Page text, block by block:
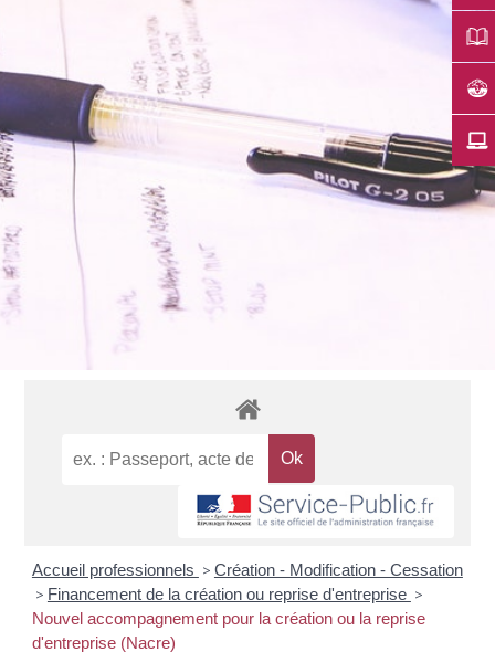
Accueil professionnels > Création - Modification - Cessation
> Financement de la création ou reprise d'entreprise >
Nouvel accompagnement pour la création ou la reprise
d'entreprise (Nacre)